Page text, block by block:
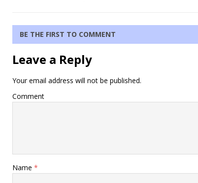
BE THE FIRST TO COMMENT
Leave a Reply
Your email address will not be published.
Comment
Name *